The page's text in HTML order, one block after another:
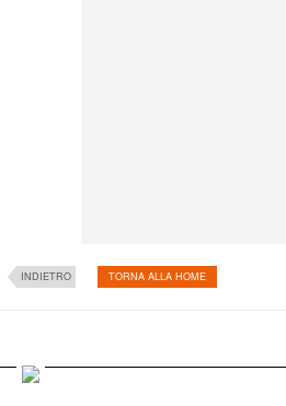
INDIETRO TORNA ALLA HOME